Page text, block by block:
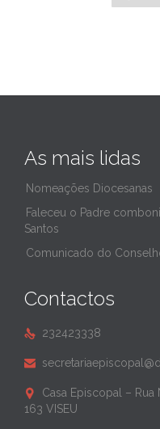
As mais lidas
Nomeações Diocesanas
Faleceu o Padre
Santos
Comunicado do
Contactos
 232423338


Casa Episcopal – Rua
163 VISEU